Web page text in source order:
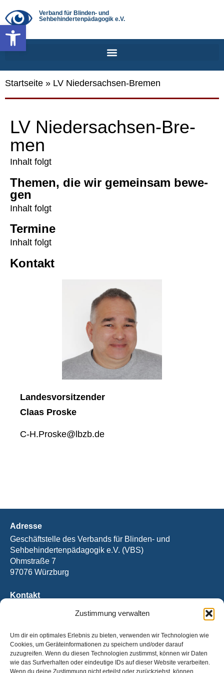
Werkzeugleiste öffnen
Zustimmung verwalten
Um dir ein optimales Erlebnis zu bieten, verwenden wir Technologien wie
Cookies, um Geräteinformationen zu speichern und/oder darauf
zuzugreifen. Wenn du diesen Technologien zustimmst, können wir Daten
wie das Surfverhalten oder eindeutige IDs auf dieser Website verarbeiten.
Wenn du deine Zustimmung nicht erteilst oder zurückziehst, können
Verband für Blinden- und
Sehbehindertenpädagogik e.V.
Startseite » LV Niedersachsen-Bremen
LV Nie­­der­­sach­­sen-Bre­­
men
Inhalt folgt
The­men, die wir gemein­sam bewe­
gen
Inhalt folgt
Ter­mi­ne
Inhalt folgt
Kon­takt
Lan­des­vor­sit­zen­der
Claas Pro­s­ke
C‑H.Proske@lbzb.de
Adresse
Geschäftstelle des Verbands für Blinden- und
Sehbehindertenpädagogik e.V. (VBS)
Ohmstraße 7
97076 Würzburg
Kontakt
Bankverbindung
IBAN: DE31 5206 0410 0003 6921 40